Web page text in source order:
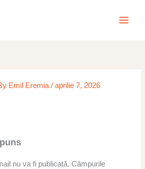
Emil Eremia/aprilie 7, 2026
nu va fi publicată. Câmpurile